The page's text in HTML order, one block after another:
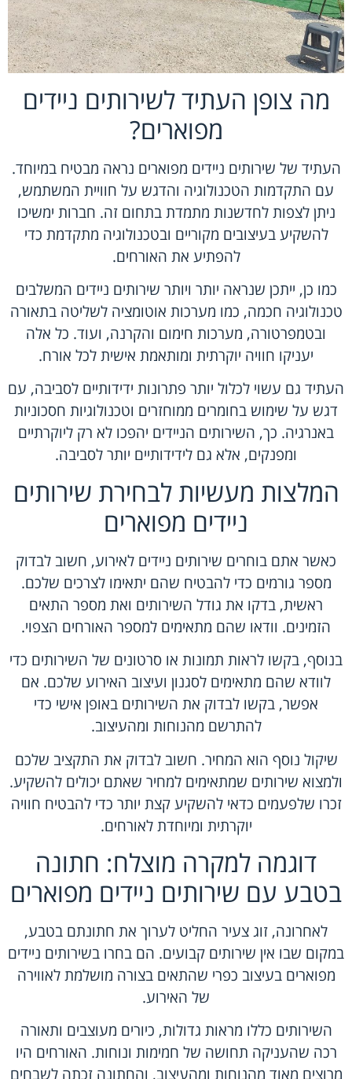
מה צופן העתיד לשירותים ניידים
מפוארים?
העתיד של שירותים ניידים מפוארים נראה מבטיח במיוחד.
עם התקדמות הטכנולוגיה והדגש על חוויית המשתמש,
ניתן לצפות לחדשנות מתמדת בתחום זה. חברות ימשיכו
להשקיע בעיצובים מקוריים ובטכנולוגיה מתקדמת כדי
להפתיע את האורחים.
כמו כן, ייתכן שנראה יותר ויותר שירותים ניידים המשלבים
טכנולוגיה חכמה, כמו מערכות אוטומציה לשליטה בתאורה
ובטמפרטורה, מערכות חימום והקרנה, ועוד. כל אלה
יעניקו חוויה יוקרתית ומותאמת אישית לכל אורח.
העתיד גם עשוי לכלול יותר פתרונות ידידותיים לסביבה, עם
דגש על שימוש בחומרים ממוחזרים וטכנולוגיות חסכוניות
באנרגיה. כך, השירותים הניידים יהפכו לא רק ליוקרתיים
ומפנקים, אלא גם לידידותיים יותר לסביבה.
המלצות מעשיות לבחירת שירותים
ניידים מפוארים
כאשר אתם בוחרים שירותים ניידים לאירוע, חשוב לבדוק
מספר גורמים כדי להבטיח שהם יתאימו לצרכים שלכם.
ראשית, בדקו את גודל השירותים ואת מספר התאים
הזמינים. וודאו שהם מתאימים למספר האורחים הצפוי.
בנוסף, בקשו לראות תמונות או סרטונים של השירותים כדי
לוודא שהם מתאימים לסגנון ועיצוב האירוע שלכם. אם
אפשר, בקשו לבדוק את השירותים באופן אישי כדי
להתרשם מהנוחות ומהעיצוב.
שיקול נוסף הוא המחיר. חשוב לבדוק את התקציב שלכם
ולמצוא שירותים שמתאימים למחיר שאתם יכולים להשקיע.
זכרו שלפעמים כדאי להשקיע קצת יותר כדי להבטיח חוויה
יוקרתית ומיוחדת לאורחים.
דוגמה למקרה מוצלח: חתונה
בטבע עם שירותים ניידים מפוארים
לאחרונה, זוג צעיר החליט לערוך את חתונתם בטבע,
במקום שבו אין שירותים קבועים. הם בחרו בשירותים ניידים
מפוארים בעיצוב כפרי שהתאים בצורה מושלמת לאווירה
של האירוע.
השירותים כללו מראות גדולות, כיורים מעוצבים ותאורה
רכה שהעניקה תחושה של חמימות ונוחות. האורחים היו
מרוצים מאוד מהנוחות ומהעיצוב, והחתונה זכתה לשבחים